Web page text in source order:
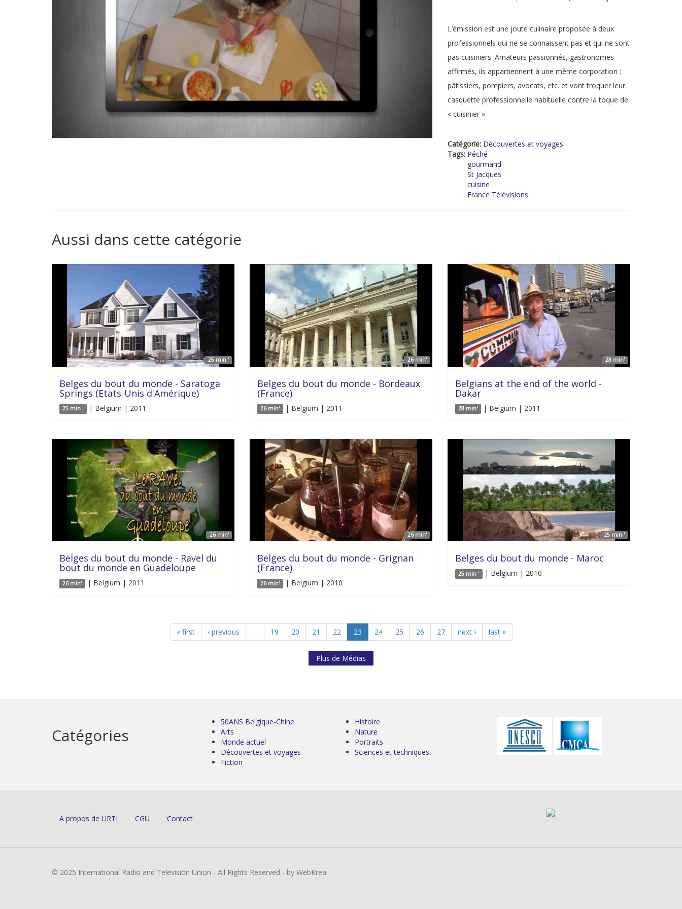
L’émission est une joute culinaire proposée à deux
professionnels qui ne se connaissent pas et qui ne sont
pas cuisiniers. Amateurs passionnés, gastronomes
affirmés, ils appartiennent à une même corporation :
pâtissiers, pompiers, avocats, etc. et vont troquer leur
casquette professionnelle habituelle contre la toque de
« cuisinier ».
Catégorie: Découvertes et voyages
Tags: Péché
gourmand
St Jacques
cuisine
France Télévisions
Aussi dans cette catégorie
25 min '
Belges du bout du monde - Saratoga
Springs (Etats-Unis d'Amérique)
25 min ' | Belgium | 2011
26 min'
Belges du bout du monde - Bordeaux
(France)
26 min' | Belgium | 2011
28 min'
Belgians at the end of the world -
Dakar
28 min' | Belgium | 2011
26 min'
Belges du bout du monde - Ravel du
bout du monde en Guadeloupe
26 min' | Belgium | 2011
26 min'
Belges du bout du monde - Grignan
(France)
26 min' | Belgium | 2010
25 min '
Belges du bout du monde - Maroc
25 min ' | Belgium | 2010
« first ‹ previous … 19 20 21 22 23 24 25 26 27 next › last »
Plus de Médias
Catégories
50ANS Belgique-Chine
Arts
Monde actuel
Découvertes et voyages
Fiction
Histoire
Nature
Portraits
Sciences et techniques
A propos de URTI CGU Contact
© 2025 International Radio and Television Union - All Rights Reserved - by WebKrea